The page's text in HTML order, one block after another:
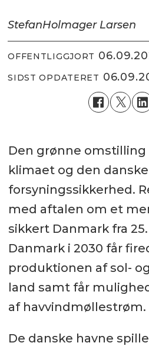
StefanHolmager Larsen
OFFENTLIGGJORT
SIDST OPDATERET
Den grønne
klimaet og den danske
forsyningssikkerhed.
med aftalen om et
sikkert Danmark fra
Danmark i 2030 får
produktionen af sol-
land samt får
af havvindmøllestrøm.
De danske havne